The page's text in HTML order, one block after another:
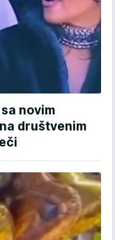
novim
društvenim